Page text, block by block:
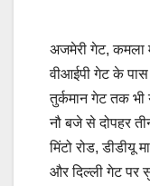
अजमेरी गेट, कमला
वीआईपी गेट के
तुर्कमान गेट तक भी
नौ बजे से दोपहर
मिंटो रोड, डीडीयू
और दिल्ली गेट पर